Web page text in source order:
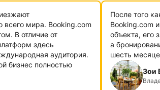
всего мира. Booking.com
В отличие от
здесь
аудитория.
бизнес полностью
После того
Booking.com
объекта, его
а
шесть
Зои